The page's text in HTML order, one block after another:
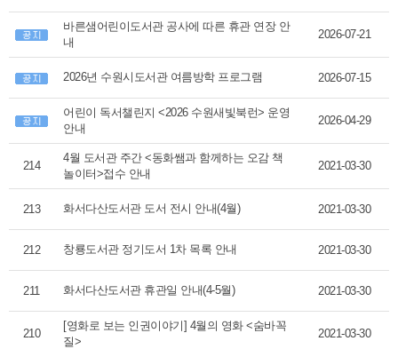
바른샘어린이도서관 공사에 따른 휴관 연장 안
내
2026-07-21
2026년 수원시도서관 여름방학 프로그램 2026-07-15
어린이 독서챌린지 <2026 수원새빛북런> 운영
안내
2026-04-29
214
4월 도서관 주간 <동화쌤과 함께하는 오감 책
놀이터>접수 안내
2021-03-30
213 화서다산도서관 도서 전시 안내(4월) 2021-03-30
212 창룡도서관 정기도서 1차 목록 안내 2021-03-30
211 화서다산도서관 휴관일 안내(4-5월) 2021-03-30
210
[영화로 보는 인권이야기] 4월의 영화 <숨바꼭
질>
2021-03-30